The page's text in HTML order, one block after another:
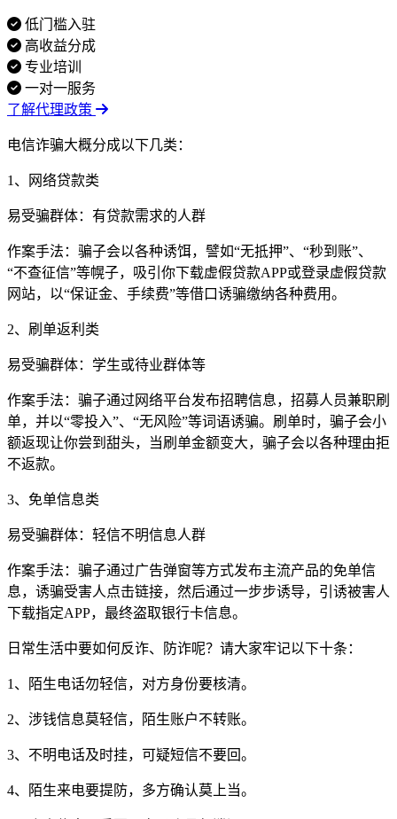
低门槛入驻
高收益分成
专业培训
一对一服务
了解代理政策
电信诈骗大概分成以下几类：
1、网络贷款类
易受骗群体：有贷款需求的人群
作案手法：骗子会以各种诱饵，譬如“无抵押”、“秒到账”、
“不查征信”等幌子，吸引你下载虚假贷款APP或登录虚假贷款
网站，以“保证金、手续费”等借口诱骗缴纳各种费用。
2、刷单返利类
易受骗群体：学生或待业群体等
作案手法：骗子通过网络平台发布招聘信息，招募人员兼职刷
单，并以“零投入”、“无风险”等词语诱骗。刷单时，骗子会小
额返现让你尝到甜头，当刷单金额变大，骗子会以各种理由拒
不返款。
3、免单信息类
易受骗群体：轻信不明信息人群
作案手法：骗子通过广告弹窗等方式发布主流产品的免单信
息，诱骗受害人点击链接，然后通过一步步诱导，引诱被害人
下载指定APP，最终盗取银行卡信息。
日常生活中要如何反诈、防诈呢？请大家牢记以下十条：
1、陌生电话勿轻信，对方身份要核清。
2、涉钱信息莫轻信，陌生账户不转账。
3、不明电话及时挂，可疑短信不要回。
4、陌生来电要提防，多方确认莫上当。